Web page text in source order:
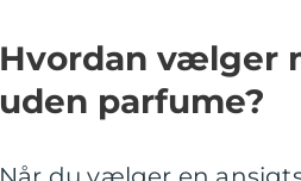
Hvordan vælger
uden parfume?